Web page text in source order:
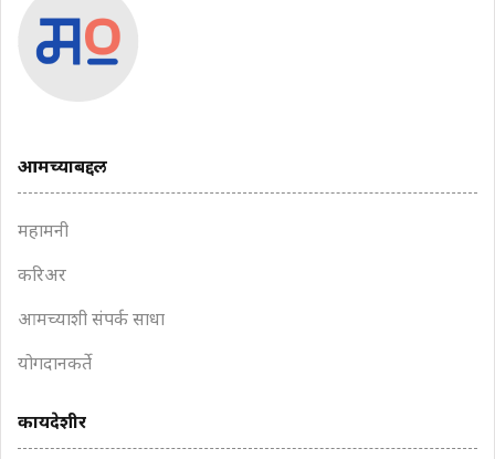
आमच्याबद्दल
महामनी
करिअर
आमच्याशी संपर्क साधा
योगदानकर्ते
कायदेशीर